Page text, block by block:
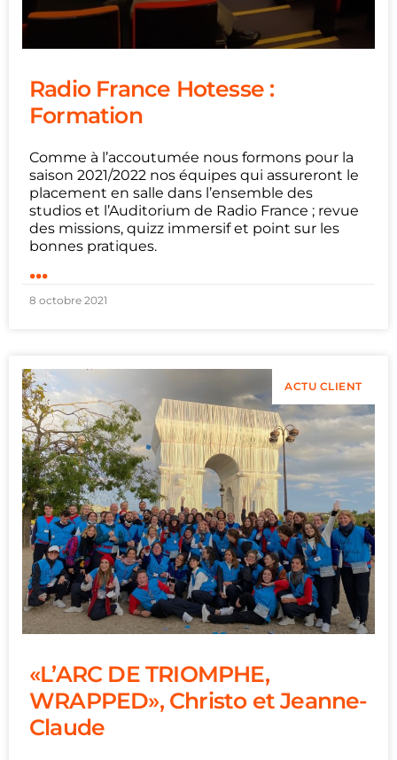
Radio France Hotesse :
Formation
Comme à l’accoutumée nous formons pour la
saison 2021/2022 nos équipes qui assureront le
placement en salle dans l’ensemble des
studios et l’Auditorium de Radio France ; revue
des missions, quizz immersif et point sur les
bonnes pratiques.
...
8 octobre 2021
ACTU CLIENT
«L’ARC DE TRIOMPHE,
WRAPPED», Christo et Jeanne-
Claude